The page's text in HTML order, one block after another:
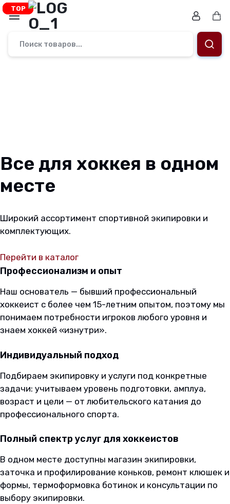
Перейти
содержимому
Магазин.
снаряжения
и
сертификаты.
по
Беларуси.
Все для хоккея в одном
месте
Широкий ассортимент спортивной экипировки и
комплектующих.
Перейти в каталог
Профессионализм и опыт
Наш основатель — бывший профессиональный
хоккеист с более чем 15-летним опытом, поэтому мы
понимаем потребности игроков любого уровня и
знаем хоккей «изнутри».
Индивидуальный подход
Подбираем экипировку и услуги под конкретные
задачи: учитываем уровень подготовки, амплуа,
возраст и цели — от любительского катания до
профессионального спорта.
Полный спектр услуг для хоккеистов
В одном месте доступны магазин экипировки,
заточка и профилирование коньков, ремонт клюшек и
формы, термоформовка ботинок и консультации по
выбору экипировки.
TOP
TOP
TOP